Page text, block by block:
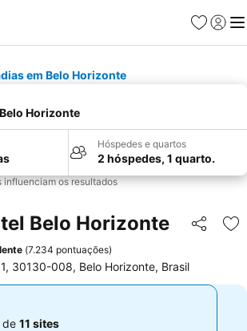
Favoritos
Iniciar
em Belo Horizonte
Horizonte
Hóspedes e quartos
2 hóspedes, 1 quarto.
influenciam os resultados
Belo Horizonte Partilhar
(7.234 pontuações)
30130-008, Belo Horizonte, Brasil
de 11 sites
de 11 sites